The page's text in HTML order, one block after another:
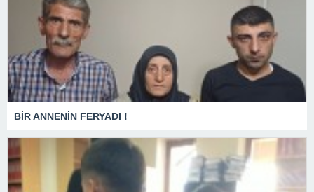
BİR ANNENİN FERYADI !